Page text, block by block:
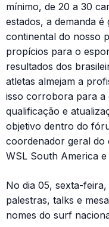
mínimo, de 20 a 30
estados, a demanda é
continental do nosso
propícios para o
resultados dos
atletas almejam a
isso corrobora para a
qualificação e
objetivo dentro do
coordenador geral
WSL South America e
No dia 05, sexta-
palestras, talks e
nomes do surf